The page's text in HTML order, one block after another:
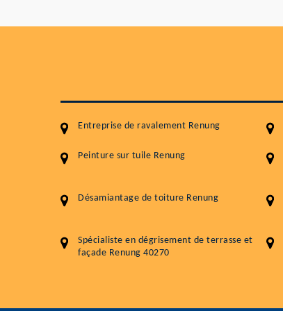
Entreprise de ravalement Renung
Peinture sur tuile Renung
Désamiantage de toiture Renung
Spécialiste en dégrisement de terrasse et
façade Renung 40270